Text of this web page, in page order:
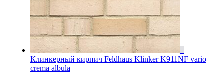
Клинкерный кирпич Feldhaus Klinker K911NF vario
crema albula